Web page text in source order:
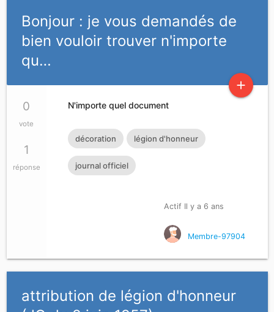
Bonjour : je vous demandés de
bien vouloir trouver n'importe
qu…
add
0
vote
1
réponse
N'importe quel document
décoration légion d'honneur
journal officiel
Actif Il y a 6 ans
Membre-97904
attribution de légion d'honneur